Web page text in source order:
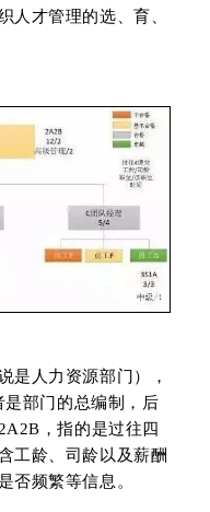
人才管理的选、育、
是人力资源部门），
部门的总编制，后
，指的是过往四
工龄、司龄以及薪酬
否频繁等信息。